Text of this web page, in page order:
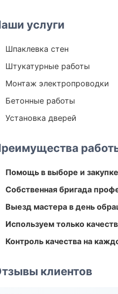
услуги
Шпаклевка стен
Штукатурные работы
Монтаж электропроводки
Бетонные работы
Установка дверей
Помощь в выборе и
Собственная бригада
Выезд мастера в день
Используем только
Контроль качества на
клиентов